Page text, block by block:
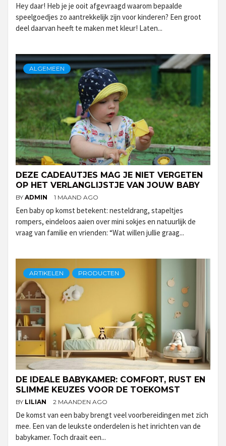
Hey daar! Heb je je ooit afgevraagd waarom bepaalde
speelgoedjes zo aantrekkelijk zijn voor kinderen? Een groot
deel daarvan heeft te maken met kleur! Laten...
ALGEMEEN
DEZE CADEAUTJES MAG JE NIET VERGETEN
OP HET VERLANGLIJSTJE VAN JOUW BABY
BY ADMIN 1 MAAND AGO
Een baby op komst betekent: nesteldrang, stapeltjes
rompers, eindeloos aaien over mini sokjes en natuurlijk de
vraag van familie en vrienden: “Wat willen jullie graag...
ARTIKELEN PRODUCTEN
DE IDEALE BABYKAMER: COMFORT, RUST EN
SLIMME KEUZES VOOR DE TOEKOMST
BY LILIAN 2 MAANDEN AGO
De komst van een baby brengt veel voorbereidingen met zich
mee. Een van de leukste onderdelen is het inrichten van de
babykamer. Toch draait een...